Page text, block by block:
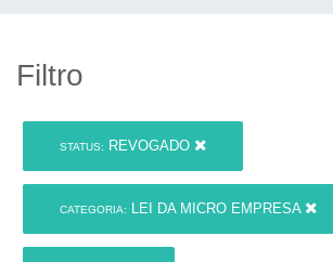
Filtro
STATUS: REVOGADO
CATEGORIA: LEI DA MICRO EMPRESA